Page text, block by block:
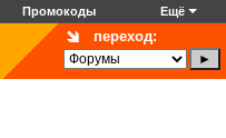
Промокоды Ещё
переход: